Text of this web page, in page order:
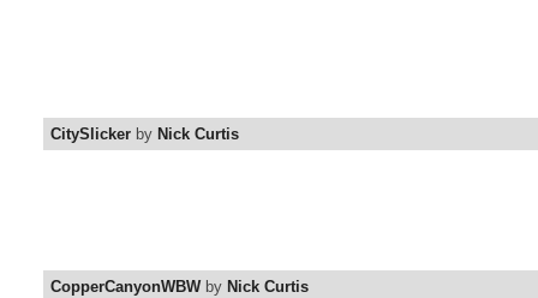
CitySlicker by Nick Curtis
CopperCanyonWBWby Nick Curtis